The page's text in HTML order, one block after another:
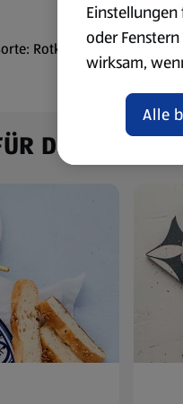
Rotkrautsalat
DICH
Einstellungen
oder
wirksam,
aktualisiert
Übersicht
Alle